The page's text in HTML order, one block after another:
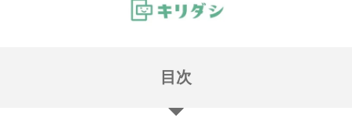
目次